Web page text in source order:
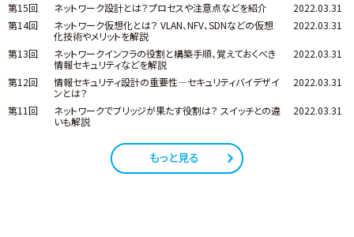
第15回 ネットワーク設計とは？プロセスや注意点などを紹介
2022.03.31
第14回
ネットワーク仮想化とは？ VLAN、NFV、SDNなどの仮想
化技術やメリットを解説
2022.03.31
第13回
ネットワークインフラの役割と構築手順、覚えておくべき
情報セキュリティなどを解説
2022.03.31
第12回
情報セキュリティ設計の重要性―セキュリティバイデザイ
ンとは？
2022.03.31
第11回
ネットワークでブリッジが果たす役割は？ スイッチとの違
いも解説
2022.03.31
もっと見る